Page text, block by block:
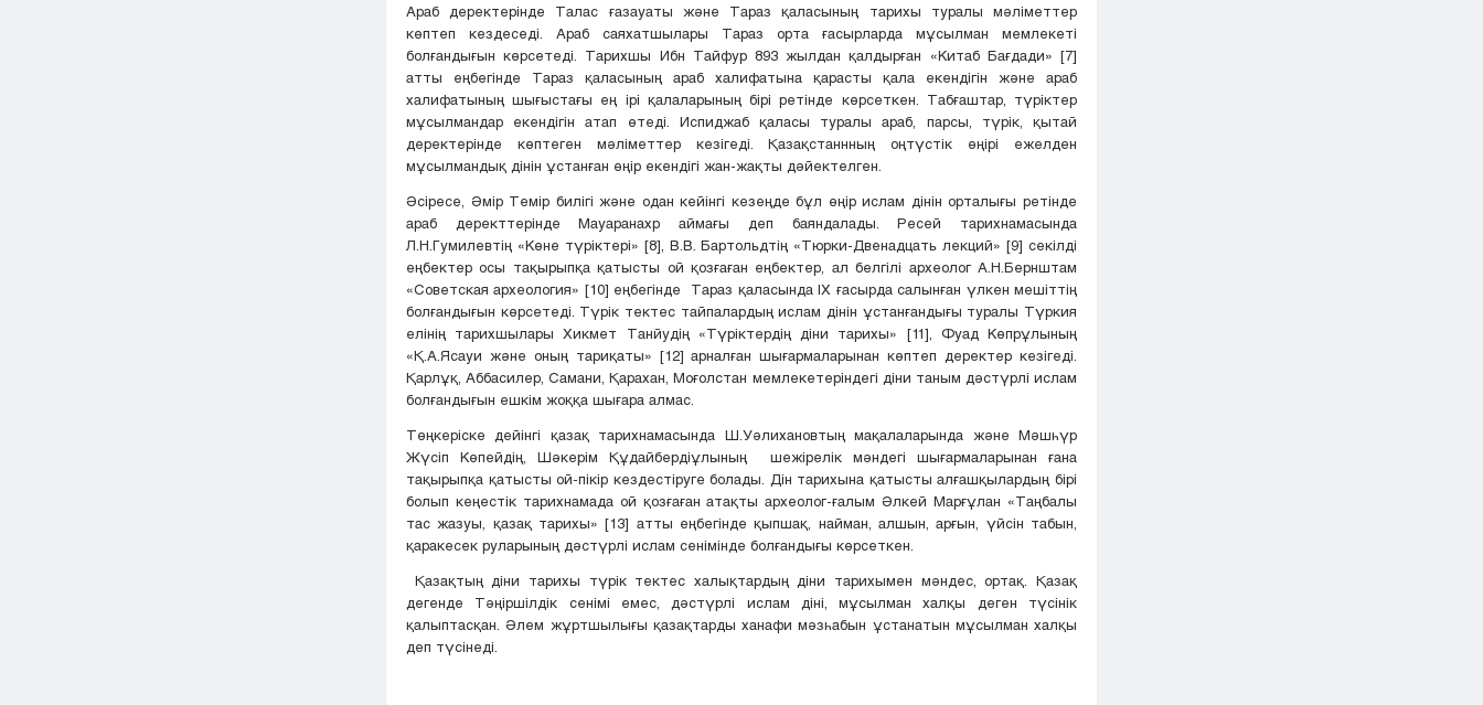
Араб деректерінде Талас ғазауаты және Тараз қаласының тарихы туралы мәліметтер
көптеп кездеседі. Араб саяхатшылары Тараз орта ғасырларда мұсылман мемлекеті
болғандығын көрсетеді. Тарихшы Ибн Тайфур 893 жылдан қалдырған «Китаб Бағдади» [7]
атты еңбегінде Тараз қаласының араб халифатына қарасты қала екендігін және араб
халифатының шығыстағы ең ірі қалаларының бірі ретінде көрсеткен. Табғаштар, түріктер
мұсылмандар екендігін атап өтеді. Испиджаб қаласы туралы араб, парсы, түрік, қытай
деректерінде көптеген мәліметтер кезігеді. Қазақстаннның оңтүстік өңірі ежелден
мұсылмандық дінін ұстанған өңір екендігі жан-жақты дәйектелген.
Әсіресе, Әмір Темір билігі және одан кейінгі кезеңде бұл өңір ислам дінін орталығы ретінде
араб деректтерінде Мауаранахр аймағы деп баяндалады. Ресей тарихнамасында
Л.Н.Гумилевтің «Көне түріктері» [8], В.В. Бартольдтің «Тюрки-Двенадцать лекций» [9] секілді
еңбектер осы тақырыпқа қатысты ой қозғаған еңбектер, ал белгілі археолог А.Н.Бернштам
«Советская археология» [10] еңбегінде Тараз қаласында ІХ ғасырда салынған үлкен мешіттің
болғандығын көрсетеді. Түрік тектес тайпалардың ислам дінін ұстанғандығы туралы Түркия
елінің тарихшылары Хикмет Танйудің «Түріктердің діни тарихы» [11], Фуад Көпрұлының
«Қ.А.Ясауи және оның тариқаты» [12] арналған шығармаларынан көптеп деректер кезігеді.
Қарлұқ, Аббасилер, Самани, Қарахан, Моғолстан мемлекетеріндегі діни таным дәстүрлі ислам
болғандығын ешкім жоққа шығара алмас.
Төңкеріске дейінгі қазақ тарихнамасында Ш.Уәлихановтың мақалаларында және Мәшһүр
Жүсіп Көпейдің, Шәкерім Құдайбердіұлының шежірелік мәндегі шығармаларынан ғана
тақырыпқа қатысты ой-пікір кездестіруге болады. Дін тарихына қатысты алғашқылардың бірі
болып кеңестік тарихнамада ой қозғаған атақты археолог-ғалым Әлкей Марғұлан «Таңбалы
тас жазуы, қазақ тарихы» [13] атты еңбегінде қыпшақ, найман, алшын, арғын, үйсін табын,
қаракесек руларының дәстүрлі ислам сенімінде болғандығы көрсеткен.
Қазақтың діни тарихы түрік тектес халықтардың діни тарихымен мәндес, ортақ. Қазақ
дегенде Тәңіршілдік сенімі емес, дәстүрлі ислам діні, мұсылман халқы деген түсінік
қалыптасқан. Әлем жұртшылығы қазақтарды ханафи мәзһабын ұстанатын мұсылман халқы
деп түсінеді.